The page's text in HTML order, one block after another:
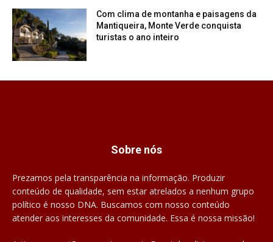
Com clima de montanha e paisagens da
Mantiqueira, Monte Verde conquista
turistas o ano inteiro
Sobre nós
Prezamos pela transparência na informação. Produzir
conteúdo de qualidade, sem estar atrelados a nenhum grupo
político é nosso DNA. Buscamos com nosso conteúdo
atender aos interesses da comunidade. Essa é nossa missão!